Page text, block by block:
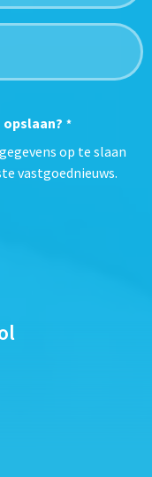
opslaan? *
op te slaan
vastgoednieuws.